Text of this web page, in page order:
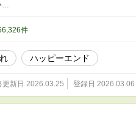
…
件
ハッピーエンド
更新日 2026.03.25 登録日 2026.03.06